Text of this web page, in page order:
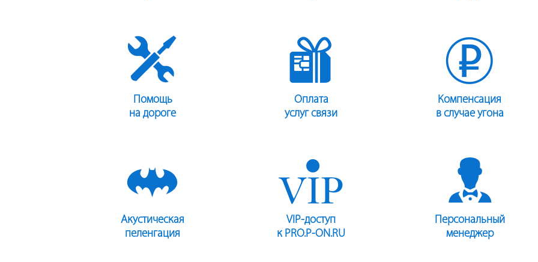
Помощь
на дороге
Оплата
услуг связи
Компенсация
в случае угона
Акустическая
пеленгация
VIP-доступ
к PRO.P-ON.RU
Персональный
менеджер